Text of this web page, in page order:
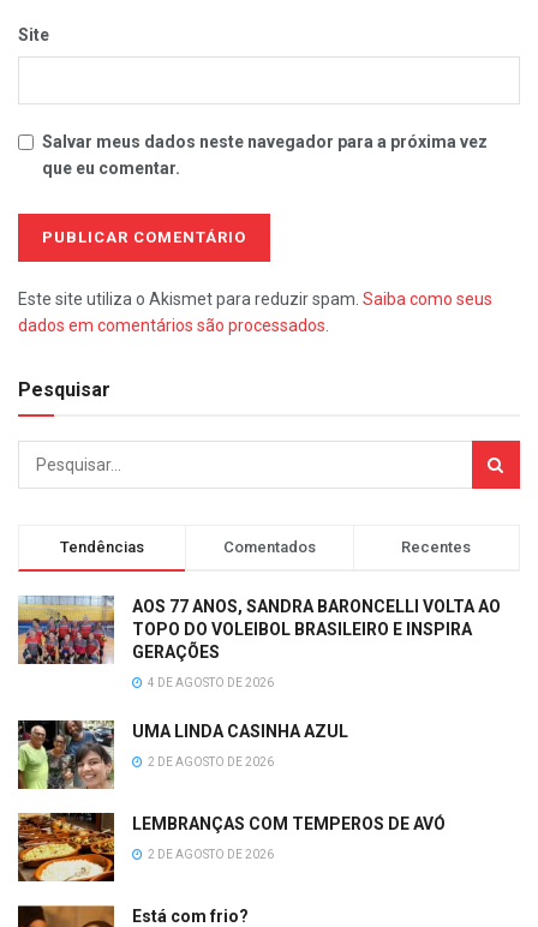
Site
Salvar meus dados neste navegador para a próxima vez
que eu comentar.
Este site utiliza o Akismet para reduzir spam. Saiba como seus
dados em comentários são processados
Pesquisar
Tendências Comentados Recentes
AOS 77 ANOS, SANDRA BARONCELLI VOLTA AO
TOPO DO VOLEIBOL BRASILEIRO E INSPIRA
GERAÇÕES
4 DE AGOSTO DE 2026
UMA LINDA CASINHA AZUL
2 DE AGOSTO DE 2026
LEMBRANÇAS COM TEMPEROS DE AVÓ
2 DE AGOSTO DE 2026
Está com frio?